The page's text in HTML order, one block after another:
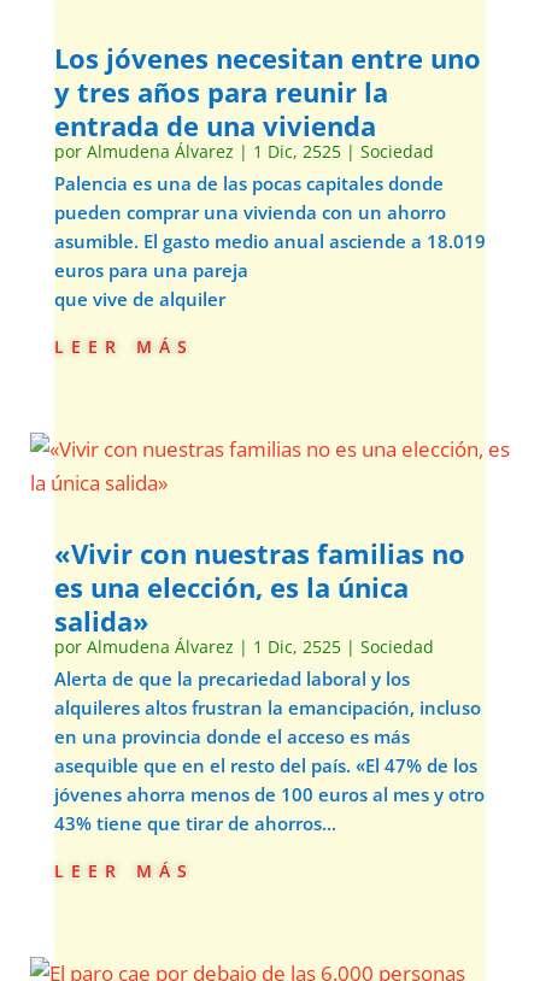
Los jóvenes necesitan entre uno
y tres años para reunir la
entrada de una vivienda
por Almudena Álvarez | 1 Dic, 2525| Sociedad
Palencia es una de las pocas capitales donde
pueden comprar una vivienda con un ahorro
asumible. El gasto medio anual asciende a 18.019
euros para una pareja
que vive de alquiler
leer más
«Vivir con nuestras familias no
es una elección, es la única
salida»
por Almudena Álvarez | 1 Dic, 2525| Sociedad
Alerta de que la precariedad laboral y los
alquileres altos frustran la emancipación, incluso
en una provincia donde el acceso es más
asequible que en el resto del país. «El 47% de los
jóvenes ahorra menos de 100 euros al mes y otro
43% tiene que tirar de ahorros...
leer más